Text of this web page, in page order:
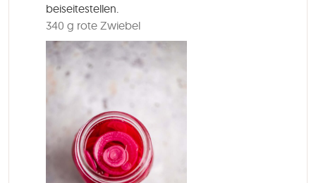
beiseitestellen.
340 g rote Zwiebel